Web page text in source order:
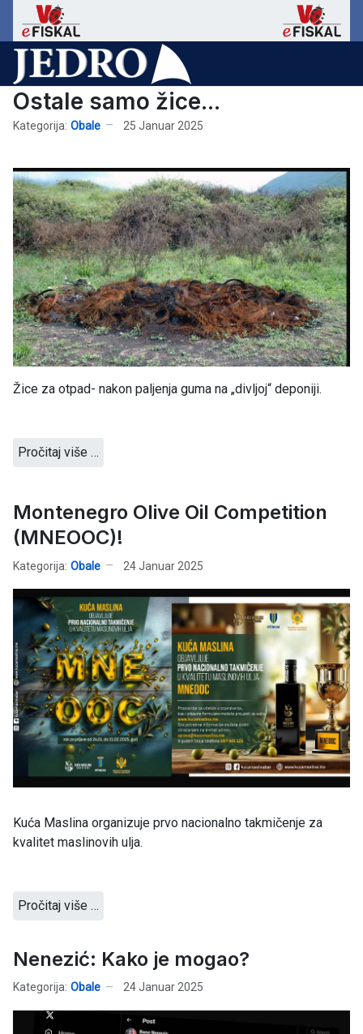
Ostale samo žice...
Kategorija: Obale 25 Januar 2025
Žice za otpad- nakon paljenja guma na „divljoj“ deponiji.
Pročitaj više …
Montenegro Olive Oil Competition
(MNEOOC)!
Kategorija: Obale 24 Januar 2025
Kuća Maslina organizuje prvo nacionalno takmičenje za
kvalitet maslinovih ulja.
Pročitaj više …
Nenezić: Kako je mogao?
Kategorija: Obale 24 Januar 2025